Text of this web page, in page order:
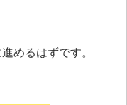
めるはずです。